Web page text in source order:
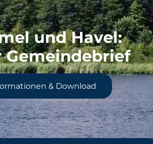
und Havel:
Gemeindebrief
& Download